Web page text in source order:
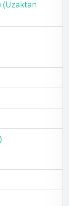
(Uzaktan